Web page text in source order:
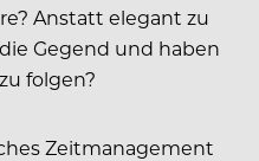
Anstatt elegant zu
Gegend und haben
folgen?
Zeitmanagement